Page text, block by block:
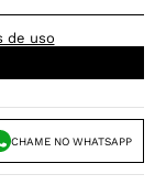
de uso
CHAME NO WHATSAPP